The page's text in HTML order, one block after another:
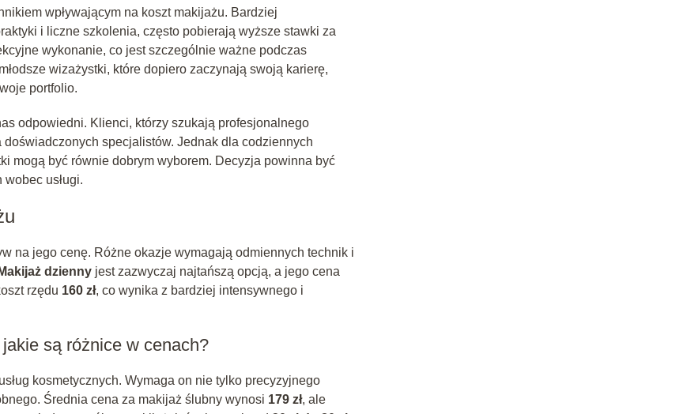
wpływającym na koszt makijażu. Bardziej
i liczne szkolenia, często pobierają wyższe stawki za
wykonanie, co jest szczególnie ważne podczas
wizażystki, które dopiero zaczynają swoją karierę,
portfolio.
odpowiedni. Klienci, którzy szukają profesjonalnego
specjalistów. Jednak dla codziennych
mogą być równie dobrym wyborem. Decyzja powinna być
usługi.
na jego cenę. Różne okazje wymagają odmiennych technik i
Makijaż dzienny jest zazwyczaj najtańszą opcją, a jego cena
rzędu 160 zł, co wynika z bardziej intensywnego i
są różnice w cenach?
kosmetycznych. Wymaga on nie tylko precyzyjnego
Średnia cena za makijaż ślubny wynosi 179 zł, ale